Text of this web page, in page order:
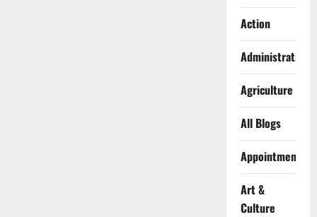
Action
Administration
Agriculture
All Blogs
Appointments
Art &
Culture